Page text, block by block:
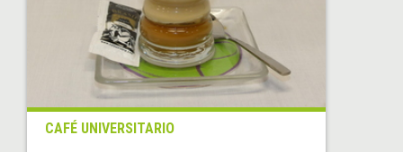
CAFÉ UNIVERSITARIO